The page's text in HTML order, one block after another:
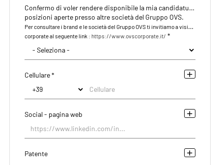
Confermo di voler rendere disponibile la mia candidatura anche per le eventuali
posizioni aperte presso altre società del Gruppo OVS.
Per consultare i brand e le società del Gruppo OVS ti invitiamo a visitare il nostro sito
corporate al seguente link : https://www.ovscorporate.it/ *
Cellulare *
Social - pagina web
Patente